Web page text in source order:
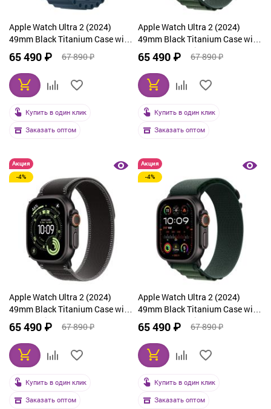
Apple Watch Ultra 2 (2024)
49mm Black Titanium Case with
Black Ocean Band
65 490 ₽ 67 890 ₽
Купить в один клик
Заказать оптом
Apple Watch Ultra 2 (2024)
49mm Black Titanium Case with
Dark Green Alpine Loop Large
65 490 ₽ 67 890 ₽
Купить в один клик
Заказать оптом
Акция
-4%
Apple Watch Ultra 2 (2024)
49mm Black Titanium Case with
Black Trail Loop (M/L)
65 490 ₽ 67 890 ₽
Купить в один клик
Заказать оптом
Акция
-4%
Apple Watch Ultra 2 (2024)
49mm Black Titanium Case with
Dark Green Alpine Loop Small
65 490 ₽ 67 890 ₽
Купить в один клик
Заказать оптом